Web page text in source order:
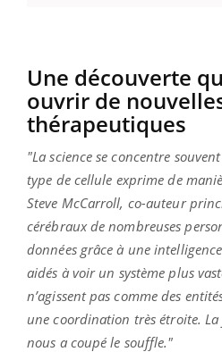
Une découverte
ouvrir de
thérapeutiques
"La science se concentre
type de cellule exprime de
Steve McCarroll, co-auteur
cérébraux de nombreuses
données grâce à une
aidés à voir un système plus
n’agissent pas comme des
une coordination très étroite.
nous a coupé le souffle."